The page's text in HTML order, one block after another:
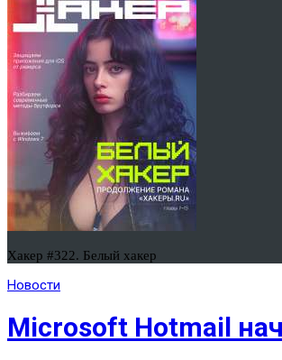
Хакер #322. Белый хакер
Новости
Microsoft Hotmail